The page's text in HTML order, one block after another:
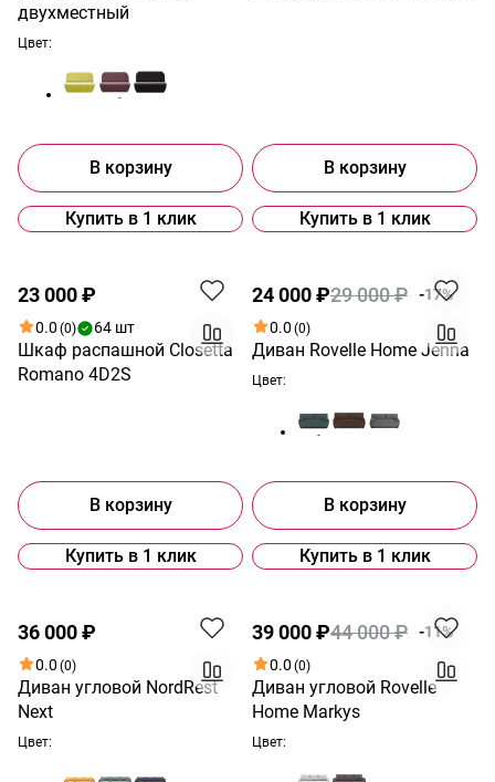
двухместный
Цвет:
В корзину
Купить в 1 клик
В корзину
Купить в 1 клик
23 000 ₽
0.0 (0) 64 шт
Шкаф распашной Closetta
Romano 4D2S
В корзину
Купить в 1 клик
Акция
24 000 ₽29 000 ₽
-17%
0.0 (0)
Диван Rovelle Home Jenna
Цвет:
В корзину
Купить в 1 клик
36 000 ₽
0.0 (0)
Диван угловой NordRest
Next
Цвет:
Новинка Акция
39 000 ₽44 000 ₽
-11%
0.0 (0)
Диван угловой Rovelle
Home Markys
Цвет: